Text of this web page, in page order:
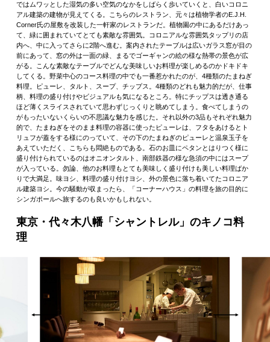
ではムワッとした湿気の多い空気のなかをしばらく歩いていくと、白いコロニ
アル建築の建物が見えてくる。こちらのレストラン、元々は植物学者のE.J.H.
Corner氏の屋敷を改装した一軒家のレストランだ。植物園の中にあるだけあっ
て、緑に囲まれていてとても素敵な雰囲気。コロニアルな雰囲気タップリの店
内へ、中に入ってさらに2階へ進む。案内されたテーブルは広いガラス窓が目の
前にあって、窓の外は一面の緑、まるでゴーギャンの絵の様な熱帯の景色が広
がる。こんな素敵なテーブルでどんな美味しいお料理が楽しめるのかドキドキ
してくる。野菜中心のコース料理の中でも一番惹かれたのが、4種類のたまねぎ
料理。ピューレ、タルト、スープ、チップス。4種類のどれも魅力的だが、仕事
柄、料理の盛り付けやビジュアルも気になるところ。特にチップスは透き通る
ほど薄くスライスされていて思わずじっくりと眺めてしまう。食べてしまうの
がもったいないくらいの不思議な魅力を感じた。それ以外の3品もそれぞれ魅力
的で、たまねぎをそのまま料理の容器に使ったピューレは、フタをあけるとト
リュフが蓋をする様にのっていて、その下のたまねぎのピューレと温泉玉子を
あえていただく、こちらも悶絶ものである。石のお皿にペタンとはりつく様に
盛り付けられているのはオニオンタルト、南部鉄器の様な急須の中にはスープ
が入っている。勿論、他のお料理もとても美味しく盛り付けも美しい料理ばか
りで大満足。味ヨシ、料理の盛り付けヨシ、外の景色に落ち着いてたコロニア
ル建築ヨシ。今の騒動が収まったら、「コーナーハウス」の料理を旅の目的に
シンガポールへ旅するのも良いかもしれない。
東京・代々木八幡「シャントレル」のキノコ料
理